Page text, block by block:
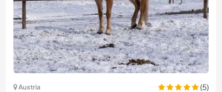
Austria
(5)